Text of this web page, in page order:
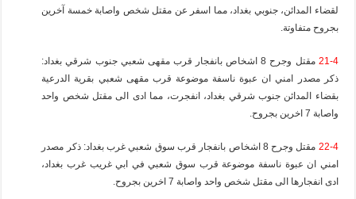
لقضاء المدائن، جنوبي بغداد، مما اسفر عن مقتل شخص واصابة خمسة آخرين
بجروح متفاوتة.
21-4
مقتل وجرح 8 اشخاص بانفجار قرب مقهى شعبي جنوب شرقي بغداد:
ذكر مصدر امني ان عبوة ناسفة موضوعة قرب مقهى شعبي بقرية الدرعية
بقضاء المدائن جنوب شرقي بغداد، انفجرت، مما ادى الى مقتل شخص واحد
واصابة 7 اخرين بجروح.
22-4
مقتل وجرح 8 اشخاص بانفجار قرب سوق شعبي غرب بغداد: ذكر مصدر
امني ان عبوة ناسفة موضوعة قرب سوق شعبي في ابي غريب غرب بغداد،
ادى انفجارها الى مقتل شخص واحد واصابة 7 اخرين بجروح.